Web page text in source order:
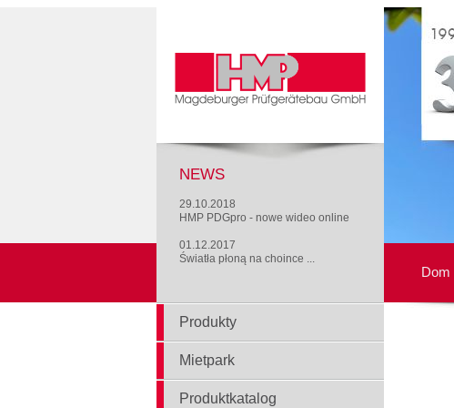
NEWS
29.10.2018
HMP PDGpro - nowe wideo online
01.12.2017
Światła płoną na choince ...
Dom
Produkty
Mietpark
Produktkatalog